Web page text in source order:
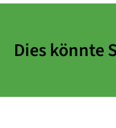
Dies könnte